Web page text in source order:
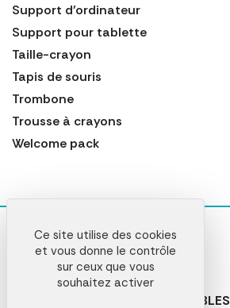
Support d'ordinateur
Support pour tablette
Taille-crayon
Tapis de souris
Trombone
Trousse à crayons
Welcome pack
NOS PRODUITS PERSONNALISABLES
Ce site utilise des cookies
et vous donne le contrôle
sur ceux que vous
souhaitez activer